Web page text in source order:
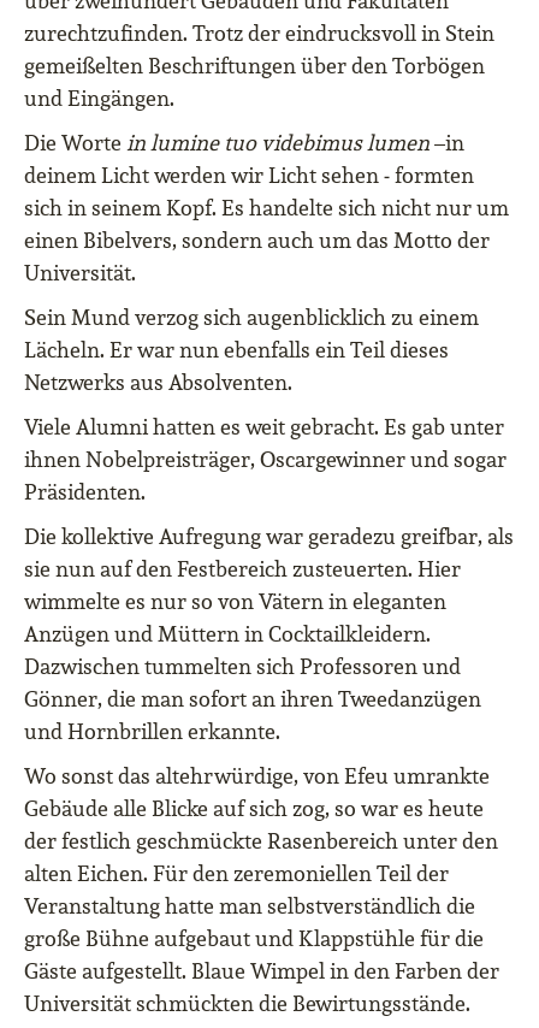
zurechtzufinden. Trotz der eindrucksvoll in Stein
gemeißelten Beschriftungen über den Torbögen
und Eingängen.
Die Worte in lumine tuo videbimus lumen–in
deinem Licht werden wir Licht sehen ‒ formten
sich in seinem Kopf. Es handelte sich nicht nur um
einen Bibelvers, sondern auch um das Motto der
Universität.
Sein Mund verzog sich augenblicklich zu einem
Lächeln. Er war nun ebenfalls ein Teil dieses
Netzwerks aus Absolventen.
Viele Alumni hatten es weit gebracht. Es gab unter
ihnen Nobelpreisträger, Oscargewinner und sogar
Präsidenten.
Die kollektive Aufregung war geradezu greifbar, als
sie nun auf den Festbereich zusteuerten. Hier
wimmelte es nur so von Vätern in eleganten
Anzügen und Müttern in Cocktailkleidern.
Dazwischen tummelten sich Professoren und
Gönner, die man sofort an ihren Tweedanzügen
und Hornbrillen erkannte.
Wo sonst das altehrwürdige, von Efeu umrankte
Gebäude alle Blicke auf sich zog, so war es heute
der festlich geschmückte Rasenbereich unter den
alten Eichen. Für den zeremoniellen Teil der
Veranstaltung hatte man selbstverständlich die
große Bühne aufgebaut und Klappstühle für die
Gäste aufgestellt. Blaue Wimpel in den Farben der
Universität schmückten die Bewirtungsstände.